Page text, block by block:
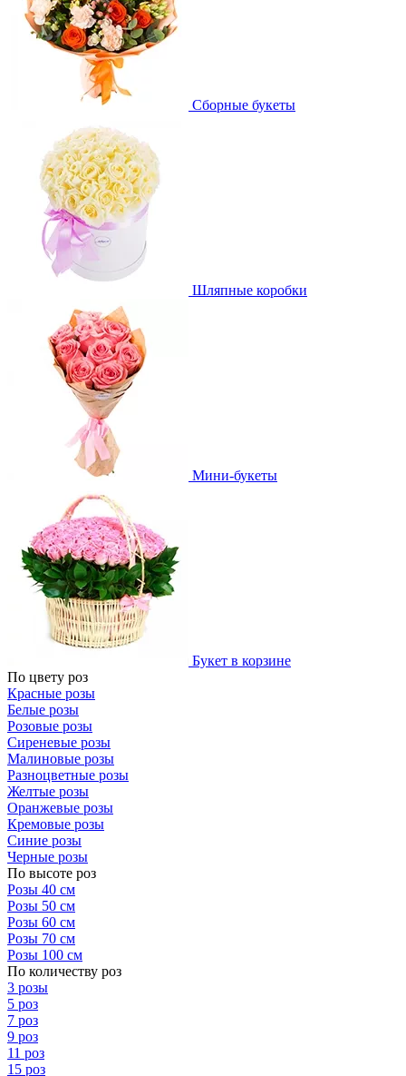
Сборные букеты
Шляпные коробки
Мини-букеты
Букет в корзине
По цвету роз
Красные розы
Белые розы
Розовые розы
Сиреневые розы
Малиновые розы
Разноцветные розы
Желтые розы
Оранжевые розы
Кремовые розы
Синие розы
Черные розы
По высоте роз
Розы 40 см
Розы 50 см
Розы 60 см
Розы 70 см
Розы 100 см
По количеству роз
3 розы
5 роз
7 роз
9 роз
11 роз
15 роз